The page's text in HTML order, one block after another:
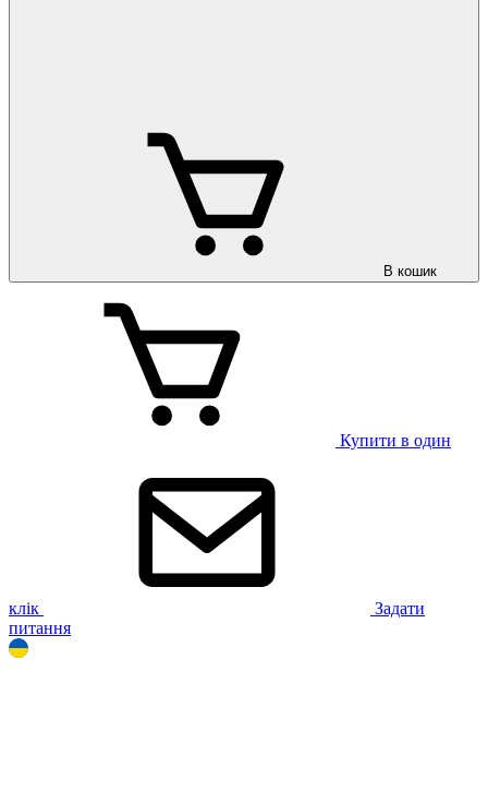
В кошик
Купити в один
клік
Задати
питання